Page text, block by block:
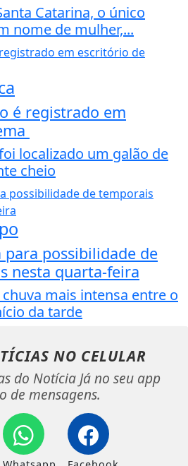
Catarina, o único
nome de mulher,...
é registrado em
localizado um galão de
cheio
para possibilidade de
nesta quarta-feira
mais intensa entre o
da tarde
NO CELULAR
do Notícia Já no seu app
de mensagens.